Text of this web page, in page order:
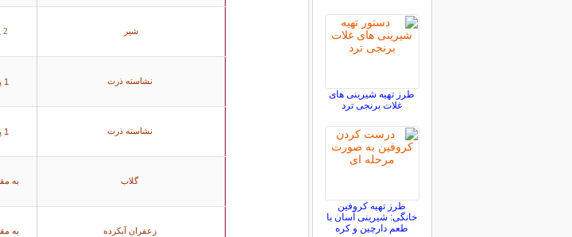
شیر
نشاسته ذرت 1 پیمانه
نشاسته ذرت 1 پیمانه
گلاب به
زعفران آبکرده به
طرز تهیه شیرینی های
غلات برنجی ترد
طرز تهیه کروفین
خانگی: شیرینی آسان با
طعم دارچین و کره